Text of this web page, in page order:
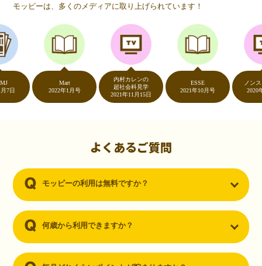
（20代・女性）
友達に勧められてモッピーをはじめました。空いた時間にスマホで買
い物をすることが多いのですが、モッピーを経由するだけでショップ
のポイントとモッピーのポイントが二重で貯まることを知り、ビック
リ…！いつものネットショッピングをモッピーを経由するだけでポイ
ントが貯まるなんて…もっと早く教えてほしかった～！貯まったポイ
ントはギフト券に交換して、プチ贅沢を楽しんでます♪
（30代・男性）
ーを知りました。クレジットカードを発行するだけでポイントが貯ま
るならと無料登録して、クレジットカードの発行やアプリダウンロー
モッピーは、多くのメディアに取り上げられています！
2022年1月号
内村カレンの
超社会科見学
2021年11月15日
2021年10月号
ノンストッ
2020年5月7
よくあるご質問
モッピーの利用は無料ですか？
何歳から利用できますか？